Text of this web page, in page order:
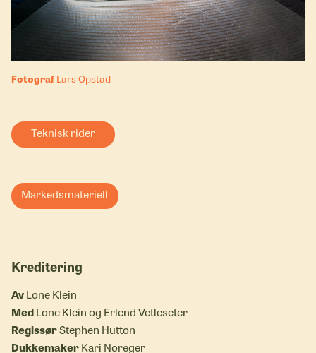
FotografLars Opstad
Teknisk rider
Markedsmateriell
Kreditering
AvLone Klein
MedLone Klein og Erlend Vetleseter
RegissørStephen Hutton
DukkemakerKari Noreger